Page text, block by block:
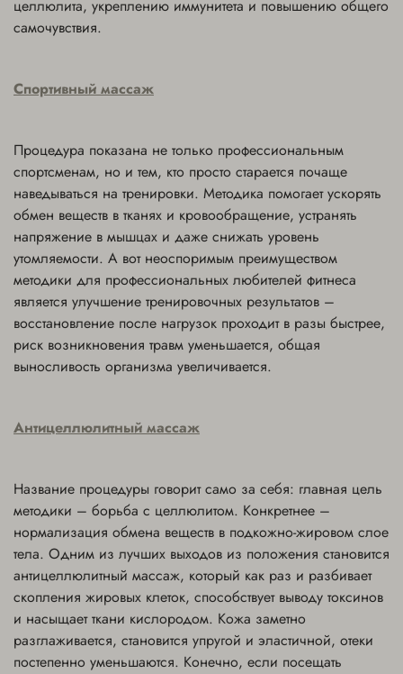
целлюлита, укреплению иммунитета и повышению общего
самочувствия.
Спортивный массаж
Процедура показана не только профессиональным
спортсменам, но и тем, кто просто старается почаще
наведываться на тренировки. Методика помогает ускорять
обмен веществ в тканях и кровообращение, устранять
напряжение в мышцах и даже снижать уровень
утомляемости. А вот неоспоримым преимуществом
методики для профессиональных любителей фитнеса
является улучшение тренировочных результатов –
восстановление после нагрузок проходит в разы быстрее,
риск возникновения травм уменьшается, общая
выносливость организма увеличивается.
Антицеллюлитный массаж
Название процедуры говорит само за себя: главная цель
методики – борьба с целлюлитом. Конкретнее –
нормализация обмена веществ в подкожно-жировом слое
тела. Одним из лучших выходов из положения становится
антицеллюлитный массаж, который как раз и разбивает
скопления жировых клеток, способствует выводу токсинов
и насыщает ткани кислородом. Кожа заметно
разглаживается, становится упругой и эластичной, отеки
постепенно уменьшаются. Конечно, если посещать